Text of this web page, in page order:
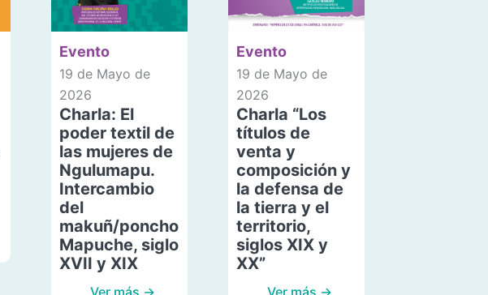
Evento
19 de Mayo de
2026
Charla: El
poder textil de
las mujeres de
Ngulumapu.
Intercambio
del
makuñ/poncho
Mapuche, siglo
XVII y XIX
Ver más →
Evento
19 de Mayo de
2026
Charla “Los
títulos de
venta y
composición y
la defensa de
la tierra y el
territorio,
siglos XIX y
XX”
Ver más →